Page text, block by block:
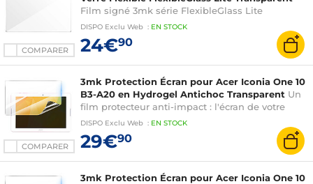
COMPARER
Film signé 3mk série FlexibleGlass Lite
spécialement conçu pour protéger l'écran de
votre Samsung Galaxy Chromebook 2 360
DISPO Exclu Web : EN STOCK
24€90
COMPARER
3mk Protection Écran pour Acer Iconia One 10
B3-A20 en Hydrogel Antichoc Transparent Un
film protecteur anti-impact : l'écran de votre
tablette est renforcé jusqu'à 300%
DISPO Exclu Web : EN STOCK
29€90
3mk Protection Écran pour Acer Iconia One 10